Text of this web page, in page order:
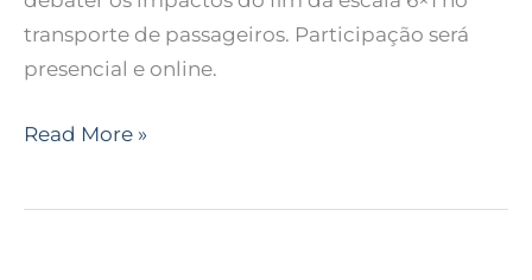
transporte de passageiros. Participação será
presencial e online.
Read More »